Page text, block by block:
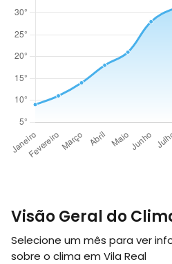
Visão Geral do
Selecione um mês para ver
sobre o clima em Vila Real